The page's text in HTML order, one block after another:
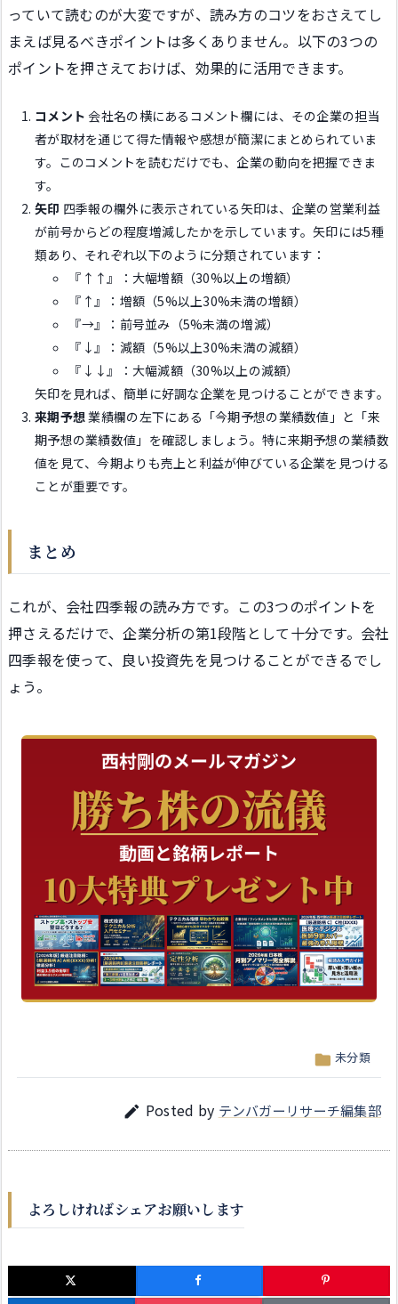
っていて読むのが大変ですが、読み方のコツをおさえてし
まえば見るべきポイントは多くありません。以下の3つの
ポイントを押さえておけば、効果的に活用できます。
コメント 会社名の横にあるコメント欄には、その企業の担当
者が取材を通じて得た情報や感想が簡潔にまとめられていま
す。このコメントを読むだけでも、企業の動向を把握できま
す。
矢印 四季報の欄外に表示されている矢印は、企業の営業利益
が前号からどの程度増減したかを示しています。矢印には5種
類あり、それぞれ以下のように分類されています：
『↑↑』：大幅増額（30%以上の増額）
『↑』：増額（5%以上30%未満の増額）
『→』：前号並み（5%未満の増減）
『↓』：減額（5%以上30%未満の減額）
『↓↓』：大幅減額（30%以上の減額）
矢印を見れば、簡単に好調な企業を見つけることができます。
来期予想業績欄の左下にある「今期予想の業績数値」と「来
期予想の業績数値」を確認しましょう。特に来期予想の業績数
値を見て、今期よりも売上と利益が伸びている企業を見つける
ことが重要です。
まとめ
これが、会社四季報の読み方です。この3つのポイントを
押さえるだけで、企業分析の第1段階として十分です。会社
四季報を使って、良い投資先を見つけることができるでし
ょう。
 未分類
 Posted by テンバガーリサーチ編集部
よろしければシェアお願いします